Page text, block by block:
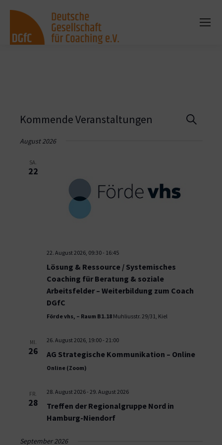
Suche
Kommende Veranstaltungen
August 2026
SA.
22
22. August 2026, 09:30- 16:45
Lösung & Ressource / Systemisches
Coaching für Beratung & soziale
Arbeitsfelder – Weiterbildung zum Coach
DGfC
Förde vhs, – Raum B1.18 Muhliusstr. 29/31, Kiel
MI.
26
26. August 2026, 19:00- 21:00
AG Strategische Kommunikation – Online
Online (Zoom)
FR.
28
28. August 2026- 29. August 2026
Treffen der Regionalgruppe Nord in
Hamburg-Niendorf
September 2026